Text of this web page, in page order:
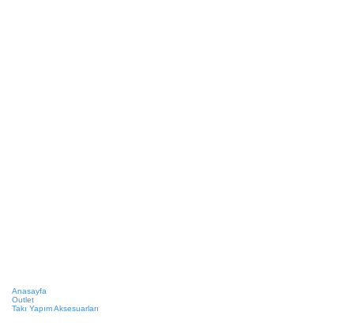
Anasayfa
Outlet
Takı Yapım Aksesuarları